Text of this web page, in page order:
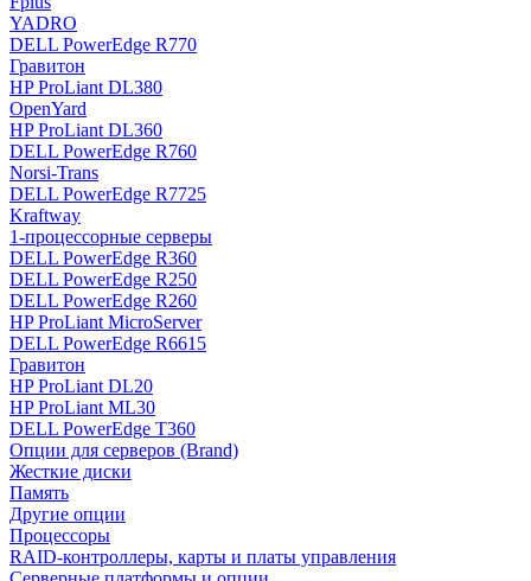
YADRO
DELL PowerEdge R770
Гравитон
HP ProLiant DL380
OpenYard
HP ProLiant DL360
DELL PowerEdge R760
Norsi-Trans
DELL PowerEdge R7725
Kraftway
1-процессорные серверы
DELL PowerEdge R360
DELL PowerEdge R250
DELL PowerEdge R260
HP ProLiant MicroServer
DELL PowerEdge R6615
Гравитон
HP ProLiant DL20
HP ProLiant ML30
DELL PowerEdge T360
Опции для серверов (Brand)
Жесткие диски
Память
Другие опции
Процессоры
RAID-контроллеры, карты и платы управления